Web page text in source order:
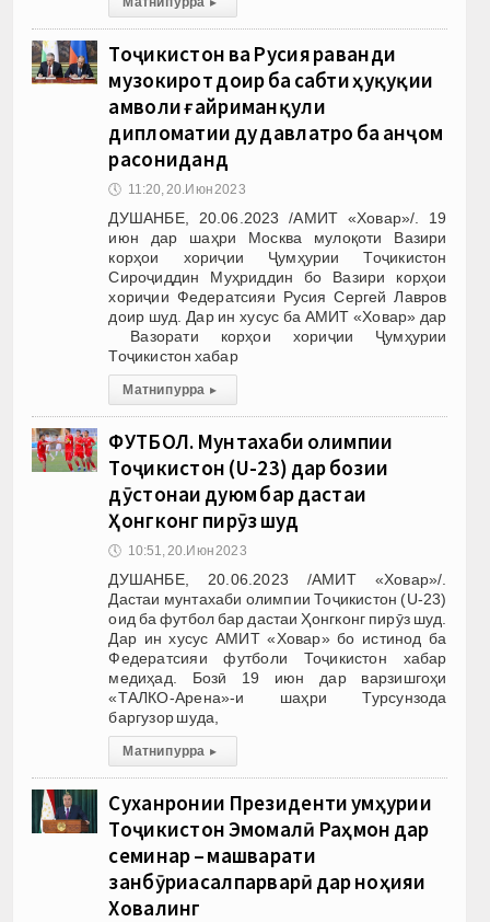
Тоҷикистон ва Русия раванди
музокирот доир ба сабти ҳуқуқии
амволи ғайриманқули
дипломатии ду давлатро ба анҷом
расониданд
🕔 11:20, 20.Июн 2023
ДУШАНБЕ, 20.06.2023 /АМИТ «Ховар»/. 19
июн дар шаҳри Москва мулоқоти Вазири
корҳои хориҷии Ҷумҳурии Тоҷикистон
Сироҷиддин Муҳриддин бо Вазири корҳои
хориҷии Федератсияи Русия Сергей Лавров
доир шуд. Дар ин хусус ба АМИТ «Ховар» дар
Вазорати корҳои хориҷии Ҷумҳурии
Тоҷикистон хабар
Матни пурра ▸
ФУТБОЛ. Мунтахаби олимпии
Тоҷикистон (U-23) дар бозии
дӯстонаи дуюм бар дастаи
Ҳонгконг пирӯз шуд
🕔 10:51, 20.Июн 2023
ДУШАНБЕ, 20.06.2023 /АМИТ «Ховар»/.
Дастаи мунтахаби олимпии Тоҷикистон (U-23)
оид ба футбол бар дастаи Ҳонгконг пирӯз шуд.
Дар ин хусус АМИТ «Ховар» бо истинод ба
Федератсияи футболи Тоҷикистон хабар
медиҳад. Бозӣ 19 июн дар варзишгоҳи
«ТАЛКО-Арена»-и шаҳри Турсунзода
баргузор шуда,
Матни пурра ▸
Суханронии Президенти Ҷумҳурии
Тоҷикистон Эмомалӣ Раҳмон дар
семинар – машварати
занбӯриасалпарварӣ дар ноҳияи
Ховалинг